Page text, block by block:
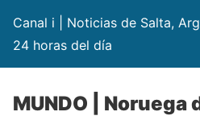
Canal i | Noticias de Salta,
24 horas del día
MUNDO | Noruega